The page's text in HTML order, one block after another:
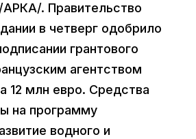
. Правительство
в четверг одобрило
грантового
агентством
12 млн евро. Средства
на программу
водного и